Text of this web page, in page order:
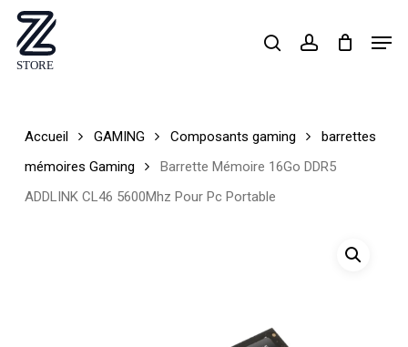
Skip
main
searchaccount
Accueil GAMING Composants gaming
barrettes
mémoires Gaming
Barrette Mémoire 16Go DDR5
ADDLINK CL46 5600Mhz Pour Pc Portable